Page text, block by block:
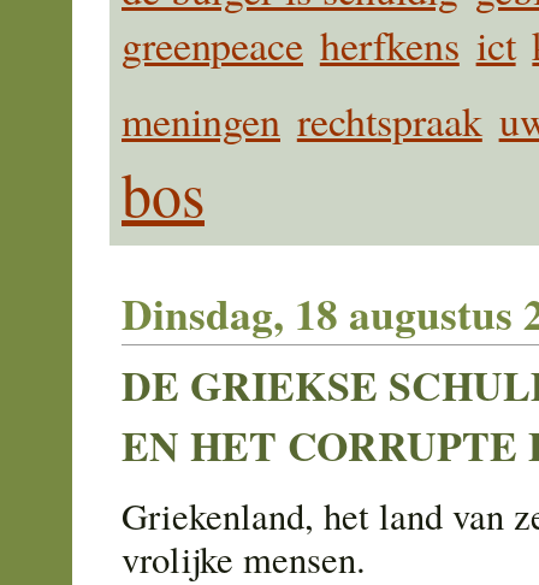
greenpeace herfkens ict
meningen rechtspraak
bos
Dinsdag, 18 augustus
DE GRIEKSE
EN HET CORRUPTE
Griekenland, het land van
vrolijke mensen.